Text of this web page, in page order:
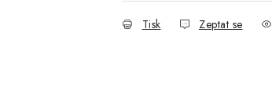
Tisk Zeptat se